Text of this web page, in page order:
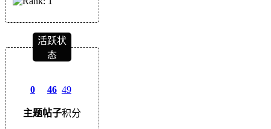
活跃状
态
0
主题
46
帖子
49
积分